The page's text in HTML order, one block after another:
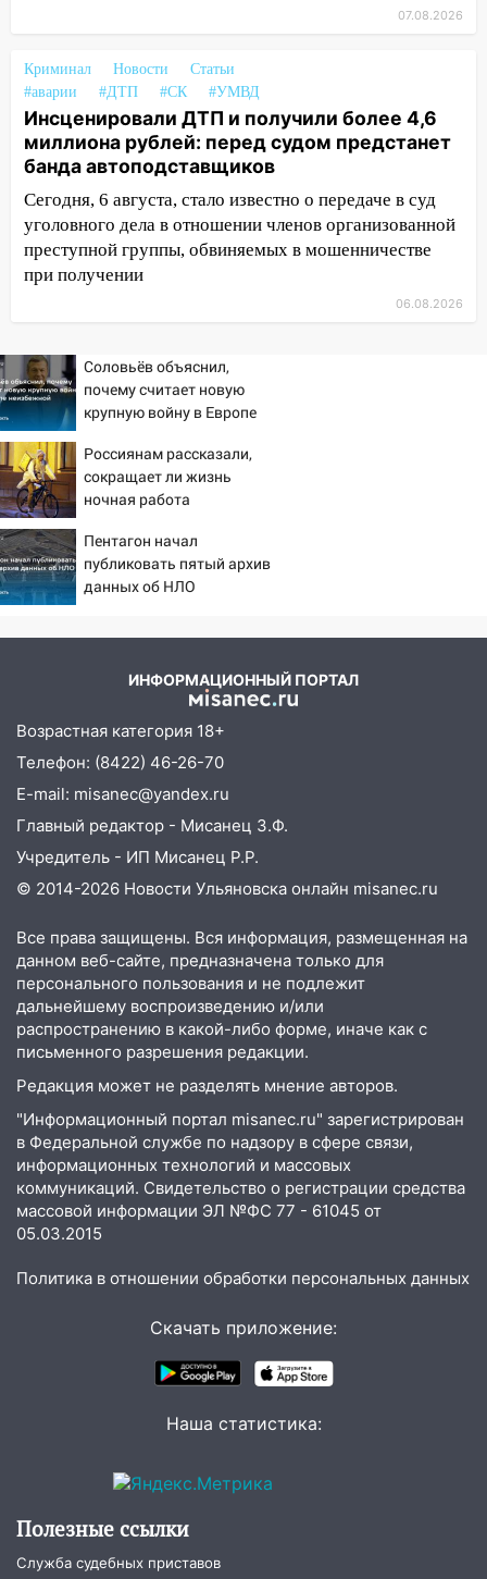
нарушителей на контейнерных
площадках
11:20 Ульяновская шахматистка
Валерия Клейменова выиграла два
золота в составе сборной мира
11:16 В Ульяновске открыли памятную
доску декабристу Кондратию Рылееву
10:40
В Ульяновске спасатели ночью
нашли потерявшегося в заброшенных
10:26
На нескольких улицах Ульяновска
временно отключили холодную воду
10:14
коррупционной схемы при ЦГКБ
отправили в колонию на 7 и 8 лет
09:52
соседними Татарстаном и Саратовской
областью
Бога в СИЗО
В Ульяновске директора фирмы
будут судить за неуплату налогов на 48
млн рублей
08:22 Подросток на питбайке сбил
велосипедистку: пострадали двое
07:20 Жара возвращается: ожидается
знойный и сухой четверг
06:00 Под Ульяновском при развороте
иномарки
05:00 «Каждая пятая женщина и каждый
второй мужчина в мире сталкиваются с
алопецией»: врач рассказал, чем может
быть вызвано облысение и как с этим
справиться
03:30 Гороскоп на 7 августа: пятница
принесет прилив творческой энергии и
отличные шансы исправить старые
ошибки
Ульяновской области
Ульяновцев приглашают на забег,
В Ульяновской области
руководителя частной компании
сотрудник
18:02 В Ульяновск едут звезды
07.08.2026
Криминал Новости
Статьи
#аварии
#ДТП #СК #УМВД
Инсценировали ДТП и получили более 4,6
миллиона рублей: перед судом предстанет
банда автоподставщиков
Сегодня, 6 августа, стало известно о передаче в суд
уголовного дела в отношении членов организованной
преступной группы, обвиняемых в мошенничестве
при получении
06.08.2026
Соловьёв объяснил,
почему считает новую
крупную войну в Европе
Россиянам рассказали,
сокращает ли жизнь
ночная работа
Пентагон начал
публиковать пятый архив
данных об НЛО
ИНФОРМАЦИОННЫЙ ПОРТАЛ
Возрастная категория 18+
Телефон: (8422) 46-26-70
E-mail: misanec@yandex.ru
Главный редактор - Мисанец З.Ф.
Учредитель - ИП Мисанец Р.Р.
© 2014-2026 Новости Ульяновска онлайн misanec.ru
Все права защищены. Вся информация, размещенная на
данном веб-сайте, предназначена только для
персонального пользования и не подлежит
дальнейшему воспроизведению и/или
распространению в какой-либо форме, иначе как с
письменного разрешения редакции.
Редакция может не разделять мнение авторов.
"Информационный портал misanec.ru" зарегистрирован
в Федеральной службе по надзору в сфере связи,
информационных технологий и массовых
коммуникаций. Свидетельство о регистрации средства
массовой информации ЭЛ №ФС 77 - 61045 от
05.03.2015
Политика в отношении обработки персональных данных
Скачать приложение:
Наша статистика:
Полезные ссылки
Служба судебных приставов